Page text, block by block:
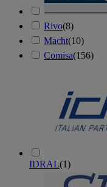
Rivo(8)
Macht(10)
Comisa(156)
IDRAL(1)